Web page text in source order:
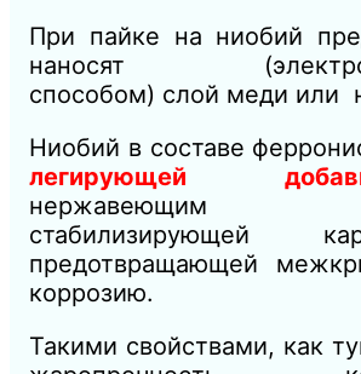
При пайке на ниобий
наносят
способом) слой меди или
Ниобий в составе
легирующей
нержавеющим
стабилизирующей
предотвращающей
коррозию.
Такими свойствами, как